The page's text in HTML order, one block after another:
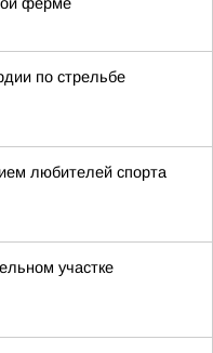
по стрельбе
любителей спорта
участке